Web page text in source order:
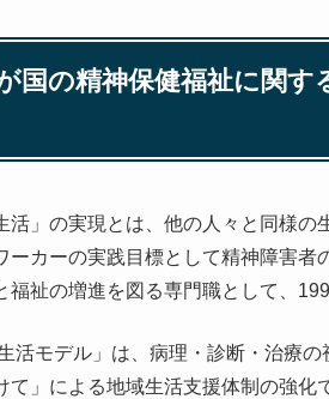
の精神保健福祉に関す
」の実現とは、他の人々と同様の
ーカーの実践目標として精神障害者
祉の増進を図る専門職として、
活モデル」は、病理・診断・治療の
て」による地域生活支援体制の強